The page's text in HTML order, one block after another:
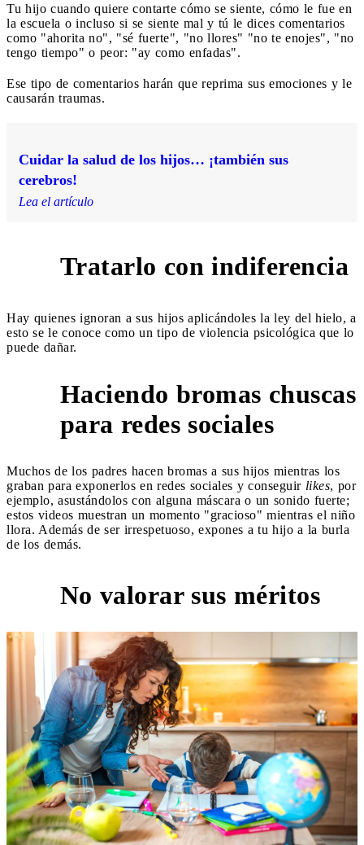
Tu hijo cuando quiere contarte cómo se siente, cómo le fue en
la escuela o incluso si se siente mal y tú le dices comentarios
como "ahorita no", "sé fuerte", "no llores" "no te enojes", "no
tengo tiempo" o peor: "ay como enfadas".
Ese tipo de comentarios harán que reprima sus emociones y le
causarán traumas.
Cuidar la salud de los hijos… ¡también sus
cerebros!
Lea el artículo
Tratarlo con indiferencia
Hay quienes ignoran a sus hijos aplicándoles la ley del hielo, a
esto se le conoce como un tipo de violencia psicológica que lo
puede dañar.
Haciendo bromas chuscas
para redes sociales
Muchos de los padres hacen bromas a sus hijos mientras los
graban para exponerlos en redes sociales y conseguir likes, por
ejemplo, asustándolos con alguna máscara o un sonido fuerte;
estos videos muestran un momento "gracioso" mientras el niño
llora. Además de ser irrespetuoso, expones a tu hijo a la burla
de los demás.
No valorar sus méritos